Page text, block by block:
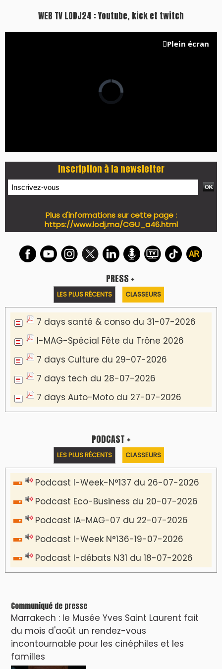
WEB TV LODJ24 : Youtube, kick et twitch
Plein écran
Inscription à la newsletter
Plus d'informations sur cette page :
https://www.lodj.ma/CGU_a46.html
PRESS +
LES PLUS RÉCENTS CLASSEURS
7 days santé & conso du 31-07-2026
I-MAG-Spécial Fête du Trône 2026
7 days Culture du 29-07-2026
7 days tech du 28-07-2026
7 days Auto-Moto du 27-07-2026
PODCAST +
LES PLUS RÉCENTS CLASSEURS
Podcast I-Week-N°137 du 26-07-2026
Podcast Eco-Business du 20-07-2026
Podcast IA-MAG-07 du 22-07-2026
Podcast I-Week N°136-19-07-2026
Podcast I-débats N31 du 18-07-2026
Communiqué de presse
Marrakech : le Musée Yves Saint Laurent fait
du mois d'août un rendez-vous
incontournable pour les cinéphiles et les
familles